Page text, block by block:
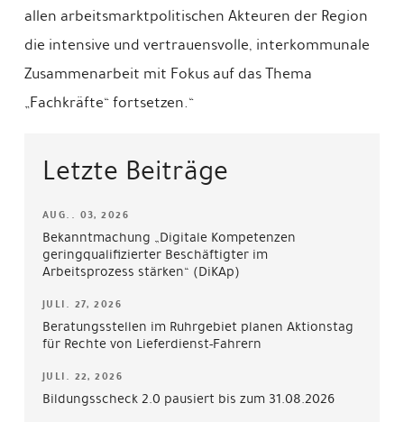
allen arbeitsmarktpolitischen Akteuren der Region
die intensive und vertrauensvolle, interkommunale
Zusammenarbeit mit Fokus auf das Thema
„Fachkräfte“ fortsetzen.“
Letzte Beiträge
AUG.. 03, 2026
Bekanntmachung „Digitale Kompetenzen
geringqualifizierter Beschäftigter im
Arbeitsprozess stärken“ (DiKAp)
JULI. 27, 2026
Beratungsstellen im Ruhrgebiet planen Aktionstag
für Rechte von Lieferdienst-Fahrern
JULI. 22, 2026
Bildungsscheck 2.0 pausiert bis zum 31.08.2026